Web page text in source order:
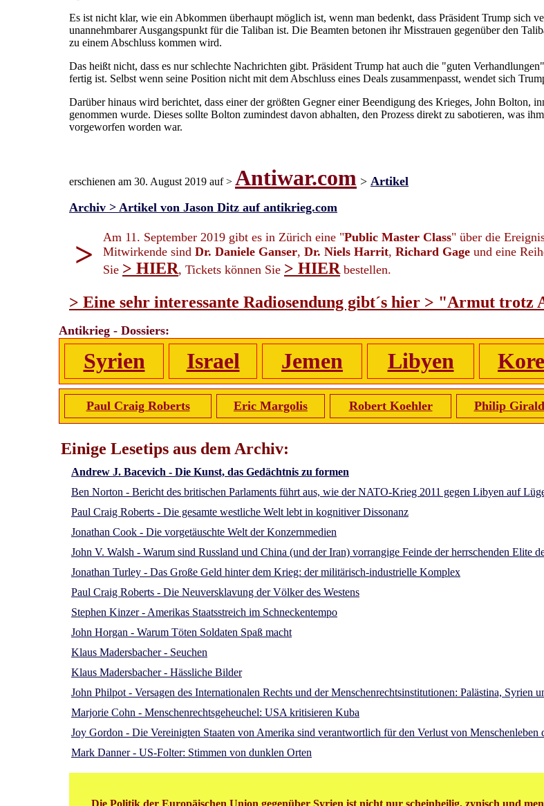
Es ist nicht klar, wie ein Abkommen überhaupt möglich ist, wenn man bedenkt, dass Präsident Trump sich
unannehmbarer Ausgangspunkt für die Taliban ist. Die Beamten betonen ihr Misstrauen gegenüber den
zu einem Abschluss kommen wird.
Das heißt nicht, dass es nur schlechte Nachrichten gibt. Präsident Trump hat auch die "guten
fertig ist. Selbst wenn seine Position nicht mit dem Abschluss eines Deals zusammenpasst, wendet sich
Darüber hinaus wird berichtet, dass einer der größten Gegner einer Beendigung des Krieges, John Bolton,
genommen wurde. Dieses sollte Bolton zumindest davon abhalten, den Prozess direkt zu sabotieren, was
vorgeworfen worden war.
erschienen am 30. August 2019 auf > Antiwar.com > Artikel
Archiv > Artikel von Jason Ditz auf antikrieg.com
> Am 11. September 2019 gibt es in Zürich eine "Public Master Class" über die
Mitwirkende sind Dr. Daniele Ganser, Dr. Niels Harrit, Richard Gage und eine
Sie > HIER, Tickets können Sie > HIERbestellen.
> Eine sehr interessante Radiosendung gibt´s hier > "Armut trotz
Antikrieg - Dossiers:
Syrien Israel Jemen Libyen
Paul Craig Roberts Eric Margolis Robert Koehler Philip
Einige Lesetips aus dem Archiv:
Andrew J. Bacevich - Die Kunst, das Gedächtnis zu formen
Ben Norton - Bericht des britischen Parlaments führt aus, wie der NATO-Krieg 2011 gegen Libyen auf
Paul Craig Roberts - Die gesamte westliche Welt lebt in kognitiver Dissonanz
Jonathan Cook - Die vorgetäuschte Welt der Konzernmedien
John V. Walsh - Warum sind Russland und China (und der Iran) vorrangige Feinde der herrschenden Elite
Jonathan Turley - Das Große Geld hinter dem Krieg: der militärisch-industrielle Komplex
Paul Craig Roberts - Die Neuversklavung der Völker des Westens
Stephen Kinzer - Amerikas Staatsstreich im Schneckentempo
John Horgan - Warum Töten Soldaten Spaß macht
Klaus Madersbacher - Seuchen
Klaus Madersbacher - Hässliche Bilder
John Philpot - Versagen des Internationalen Rechts und der Menschenrechtsinstitutionen: Palästina, Syrien
Marjorie Cohn - Menschenrechtsgeheuchel: USA kritisieren Kuba
Joy Gordon - Die Vereinigten Staaten von Amerika sind verantwortlich für den Verlust von Menschenleben
Mark Danner - US-Folter: Stimmen von dunklen Orten
Die Politik der Europäischen Union gegenüber Syrien ist nicht nur scheinheilig, zynisch und